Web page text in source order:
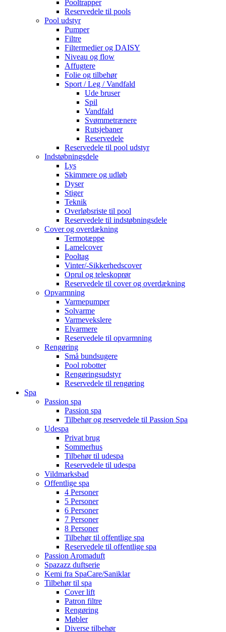
Pooltrapper
Reservedele til pools
Pool udstyr
Pumper
Filtre
Filtermedier og DAISY
Niveau og flow
Affugtere
Folie og tilbehør
Sport / Leg / Vandfald
Ude bruser
Spil
Vandfald
Svømmetrænere
Rutsjebaner
Reservedele
Reservedele til pool udstyr
Indstøbningsdele
Lys
Skimmere og udløb
Dyser
Stiger
Teknik
Overløbsriste til pool
Reservedele til indstøbningsdele
Cover og overdækning
Termotæppe
Lamelcover
Pooltag
Vinter/-Sikkerhedscover
Oprul og teleskoprør
Reservedele til cover og overdækning
Opvarmning
Varmepumper
Solvarme
Varmevekslere
Elvarmere
Reservedele til opvarmning
Rengøring
Små bundsugere
Pool robotter
Rengøringsudstyr
Reservedele til rengøring
Spa
Passion spa
Passion spa
Tilbehør og reservedele til Passion Spa
Udespa
Privat brug
Sommerhus
Tilbehør til udespa
Reservedele til udespa
Vildmarksbad
Offentlige spa
4 Personer
5 Personer
6 Personer
7 Personer
8 Personer
Tilbehør til offentlige spa
Reservedele til offentlige spa
Passion Aromaduft
Spazazz duftserie
Kemi fra SpaCare/Saniklar
Tilbehør til spa
Cover lift
Patron filtre
Rengøring
Møbler
Diverse tilbehør